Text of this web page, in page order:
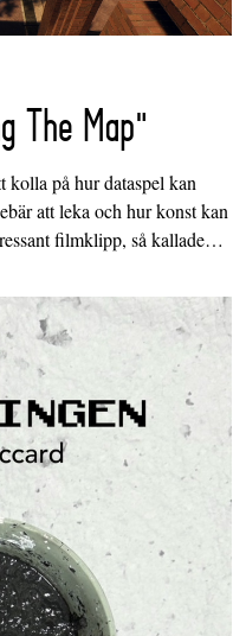
The Map"
på hur dataspel kan
att leka och hur konst kan
filmklipp, så kallade…